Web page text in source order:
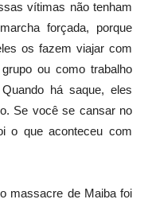
vítimas não tenham
forçada, porque
os fazem viajar com
ou como trabalho
há saque, eles
Se você se cansar no
o que aconteceu com
massacre de Maiba foi